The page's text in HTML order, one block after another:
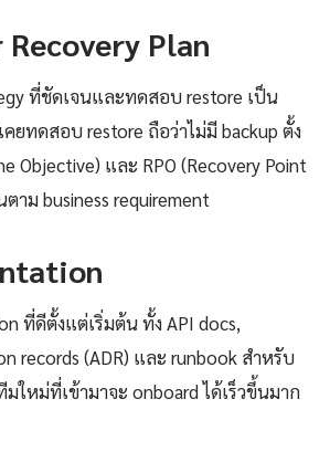
Plan
ที่ชัดเจนและทดสอบ restore เป็น
คยทดสอบ restore ถือว่าไม่มี backup ตั้ง
Objective) และ RPO (Recovery Point
าม business requirement
ที่ดีตั้งแต่เริ่มต้น ทั้ง API docs,
records (ADR) และ runbook สำหรับ
ใหม่ที่เข้ามาจะ onboard ได้เร็วขึ้นมาก